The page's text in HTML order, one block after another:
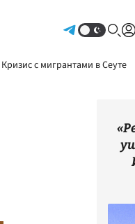
Кризис с мигрантами в Сеуте